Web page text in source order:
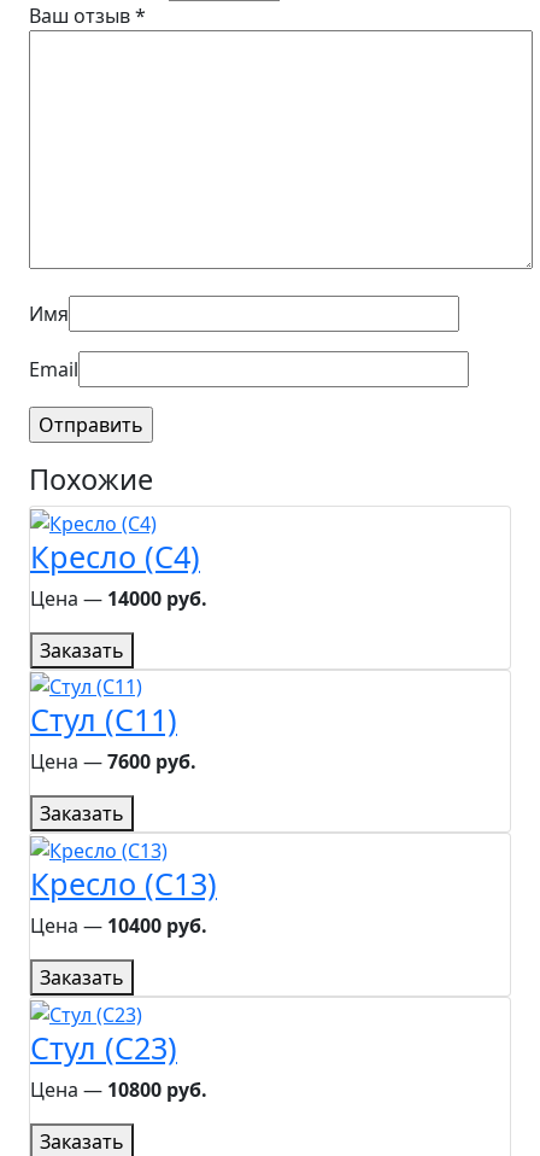
Ваш отзыв*
Имя
Email
Похожие
Кресло (C4)
Цена ― 14000 руб.
Заказать
Стул (C11)
Цена ―7600 руб.
Заказать
Кресло (C13)
Цена ― 10400 руб.
Заказать
Стул (C23)
Цена ― 10800 руб.
Заказать